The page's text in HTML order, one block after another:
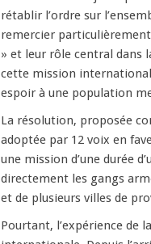
rétablir l’ordre sur
remercier
» et leur rôle central dans
cette mission
espoir à une population
La résolution, proposée
adoptée par 12 voix en
une mission d’une durée
directement les gangs
et de plusieurs villes de
Pourtant, l’expérience de